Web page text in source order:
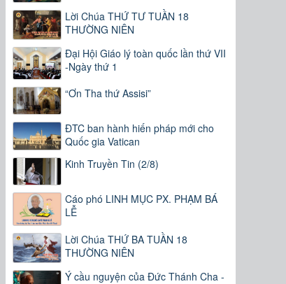
Lời Chúa THỨ TƯ TUẦN 18
THƯỜNG NIÊN
Đại Hội Giáo lý toàn quốc lần thứ VII
-Ngày thứ 1
“Ơn Tha thứ Assisi”
ĐTC ban hành hiến pháp mới cho
Quốc gia Vatican
Kinh Truyền Tin (2/8)
Cáo phó LINH MỤC PX. PHẠM BÁ
LỄ
Lời Chúa THỨ BA TUẦN 18
THƯỜNG NIÊN
Ý cầu nguyện của Đức Thánh Cha -